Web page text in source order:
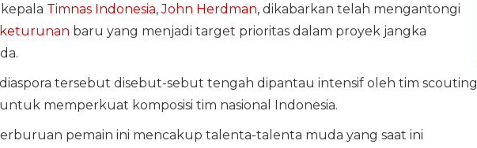
Timnas Indonesia,John Herdman, dikabarkan telah mengantongi
baru yang menjadi target prioritas dalam proyek jangka
tersebut disebut-sebut tengah dipantau intensif oleh tim scouting
memperkuat komposisi tim nasional Indonesia.
pemain ini mencakup talenta-talenta muda yang saat ini